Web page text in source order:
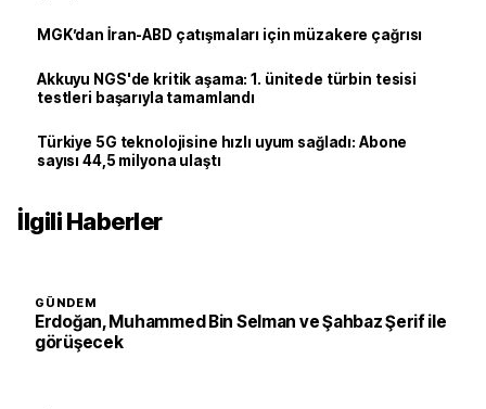
MGK’dan İran-ABD çatışmaları için müzakere çağrısı
Akkuyu NGS'de kritik aşama: 1. ünitede türbin tesisi
testleri başarıyla tamamlandı
Türkiye 5G teknolojisine hızlı uyum sağladı: Abone
sayısı 44,5 milyona ulaştı
İlgili Haberler
GÜNDEM
Erdoğan, Muhammed Bin Selman ve Şahbaz Şerif ile
görüşecek